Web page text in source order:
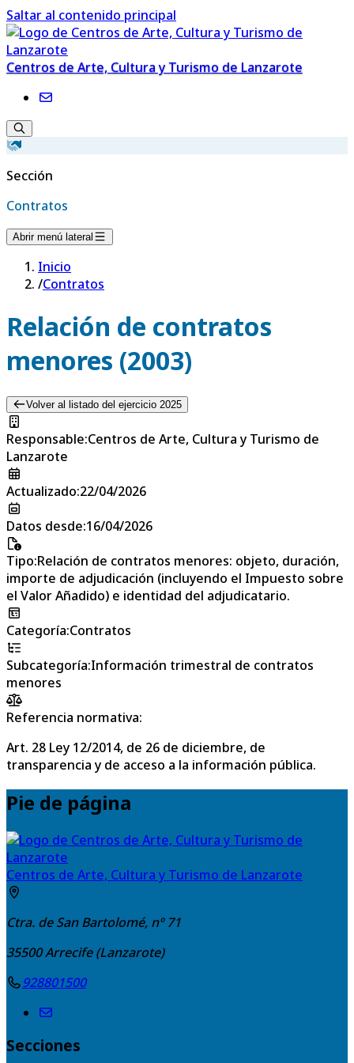
Saltar al contenido principal
Centros de Arte, Cultura y Turismo de Lanzarote
Sección
Contratos
Abrir menú lateral
Inicio
/Contratos
Relación de contratos
menores (2003)
Volver al listado del ejercicio 2025
Responsable:Centros de Arte, Cultura y Turismo de
Lanzarote
Actualizado:22/04/2026
Datos desde:16/04/2026
Tipo:Relación de contratos menores: objeto, duración,
importe de adjudicación (incluyendo el Impuesto sobre
el Valor Añadido) e identidad del adjudicatario.
Categoría:Contratos
Subcategoría:Información trimestral de contratos
menores
Referencia normativa:
Art. 28 Ley 12/2014, de 26 de diciembre, de
transparencia y de acceso a la información pública.
Pie de página
Centros de Arte, Cultura y Turismo de Lanzarote
Ctra. de San Bartolomé, nº 71
35500Arrecife (Lanzarote)
928801500
Secciones